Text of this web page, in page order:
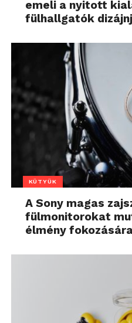
emeli a nyitott
fülhallgatók
KÜTYÜK
A Sony magas
fülmonitorokat
élmény